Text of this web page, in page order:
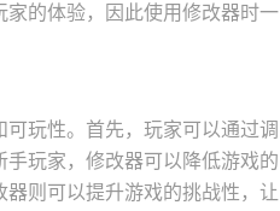
的体验，因此使用修改器时一
玩性。首先，玩家可以通过调
玩家，修改器可以降低游戏的
则可以提升游戏的挑战性，让